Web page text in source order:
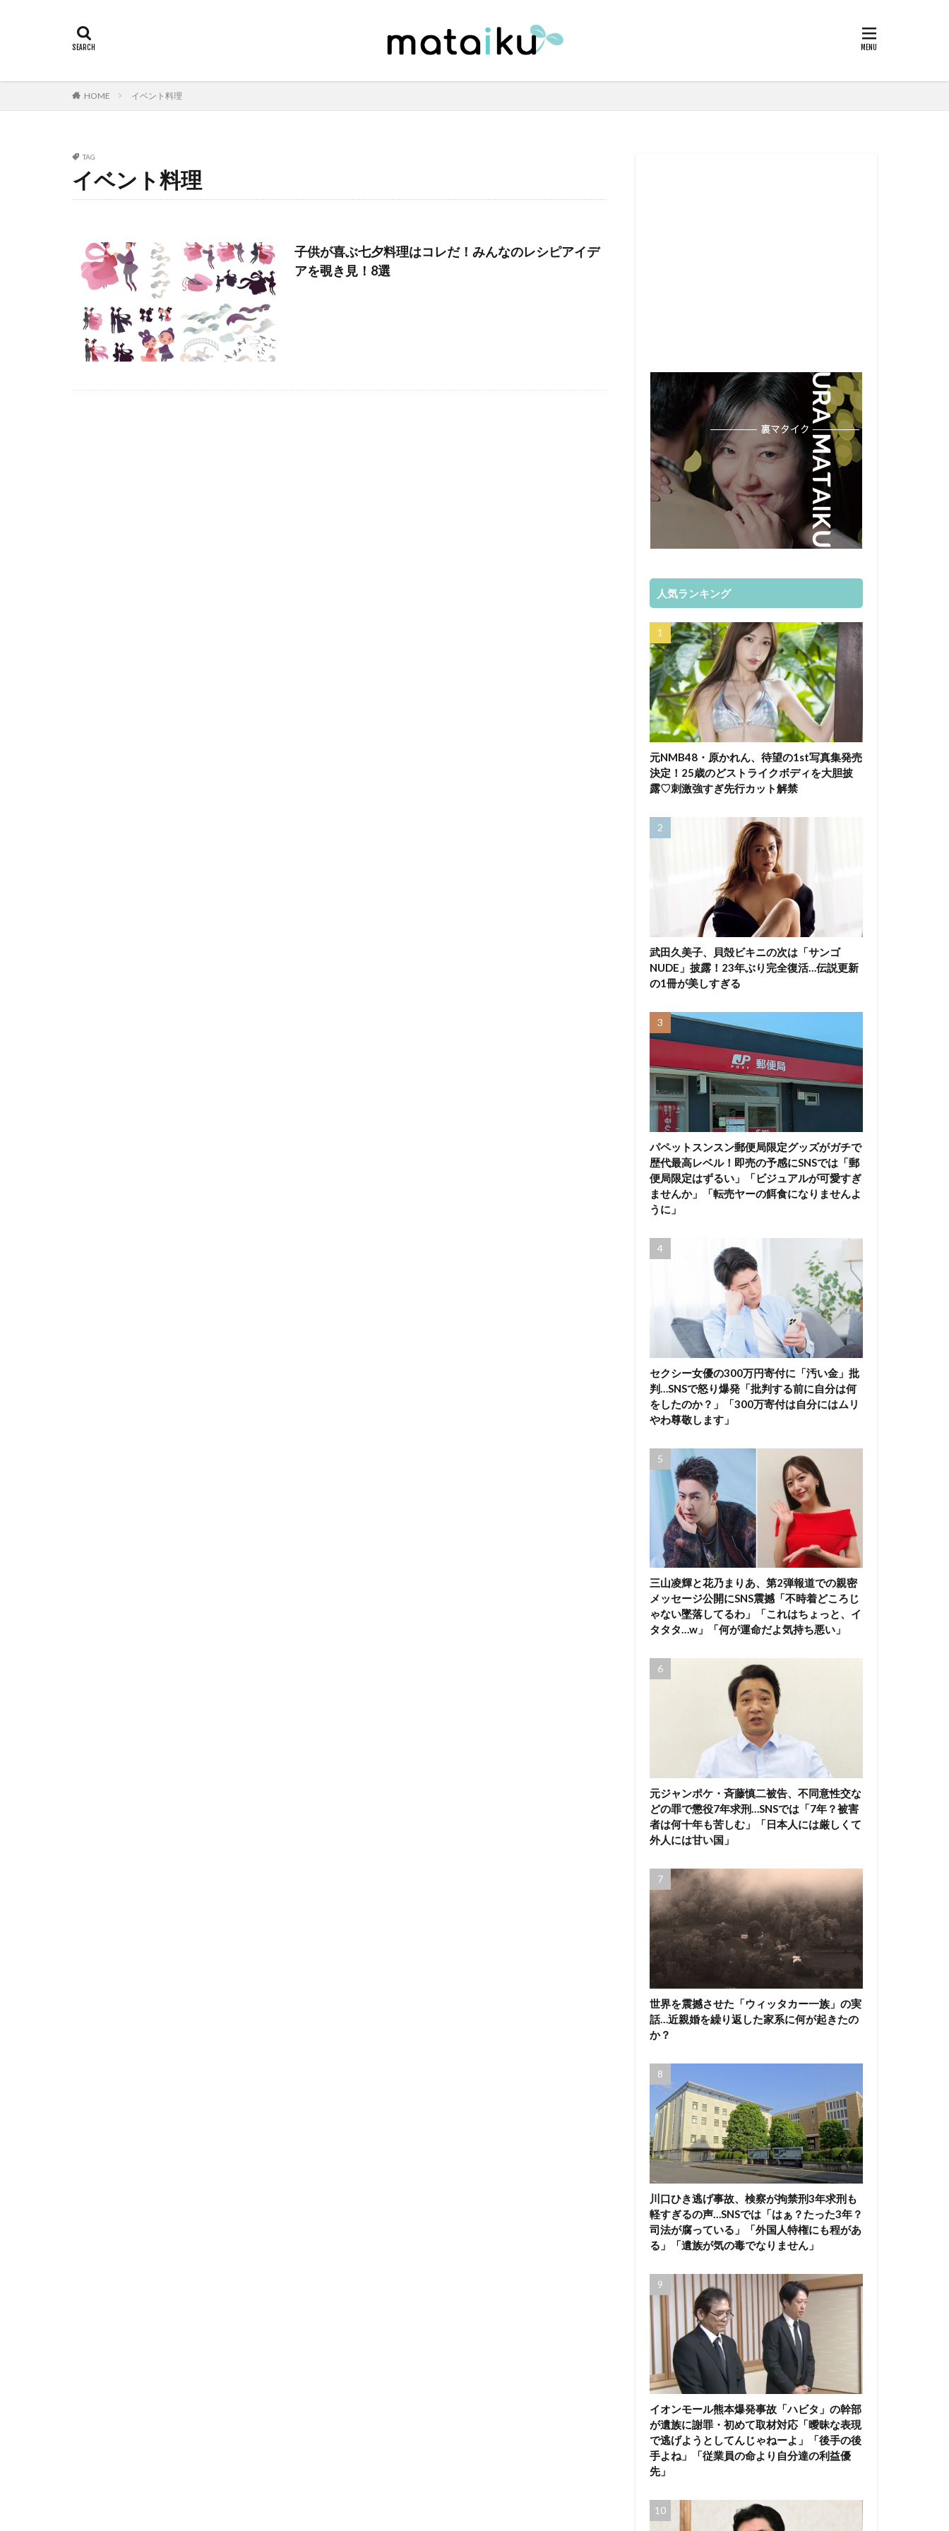
HOME イベント料理
TAG
イベント料理
子供が喜ぶ七夕料理はコレだ！みんなのレシピアイデ
アを覗き見！8選
人気ランキング
元NMB48・原かれん、待望の1st写真集発売
決定！25歳のどストライクボディを大胆披
露♡刺激強すぎ先行カット解禁
武田久美子、貝殻ビキニの次は「サンゴ
NUDE」披露！23年ぶり完全復活…伝説更新
の1冊が美しすぎる
パペットスンスン郵便局限定グッズがガチで
歴代最高レベル！即売の予感にSNSでは「郵
便局限定はずるい」「ビジュアルが可愛すぎ
ませんか」「転売ヤーの餌食になりませんよ
うに」
セクシー女優の300万円寄付に「汚い金」批
判…SNSで怒り爆発「批判する前に自分は何
をしたのか？」「300万寄付は自分にはムリ
やわ尊敬します」
三山凌輝と花乃まりあ、第2弾報道での親密
メッセージ公開にSNS震撼「不時着どころじ
ゃない墜落してるわ」「これはちょっと、イ
タタタ…w」「何が運命だよ気持ち悪い」
元ジャンポケ・斉藤慎二被告、不同意性交な
どの罪で懲役7年求刑…SNSでは「7年？被害
者は何十年も苦しむ」「日本人には厳しくて
外人には甘い国」
世界を震撼させた「ウィッタカー一族」の実
話…近親婚を繰り返した家系に何が起きたの
か？
川口ひき逃げ事故、検察が拘禁刑3年求刑も
軽すぎるの声…SNSでは「はぁ？たった3年？
司法が腐っている」「外国人特権にも程があ
る」「遺族が気の毒でなりません」
イオンモール熊本爆発事故「ハビタ」の幹部
が遺族に謝罪・初めて取材対応「曖昧な表現
で逃げようとしてんじゃねーよ」「後手の後
手よね」「従業員の命より自分達の利益優
先」